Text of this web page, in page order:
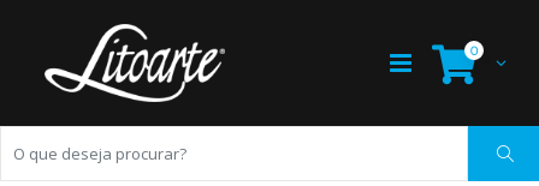
0